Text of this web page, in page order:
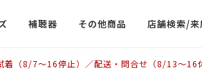
補聴器 その他商品 店舗検索/
着（8/7〜16停止）／配送・問合せ（8/13〜16